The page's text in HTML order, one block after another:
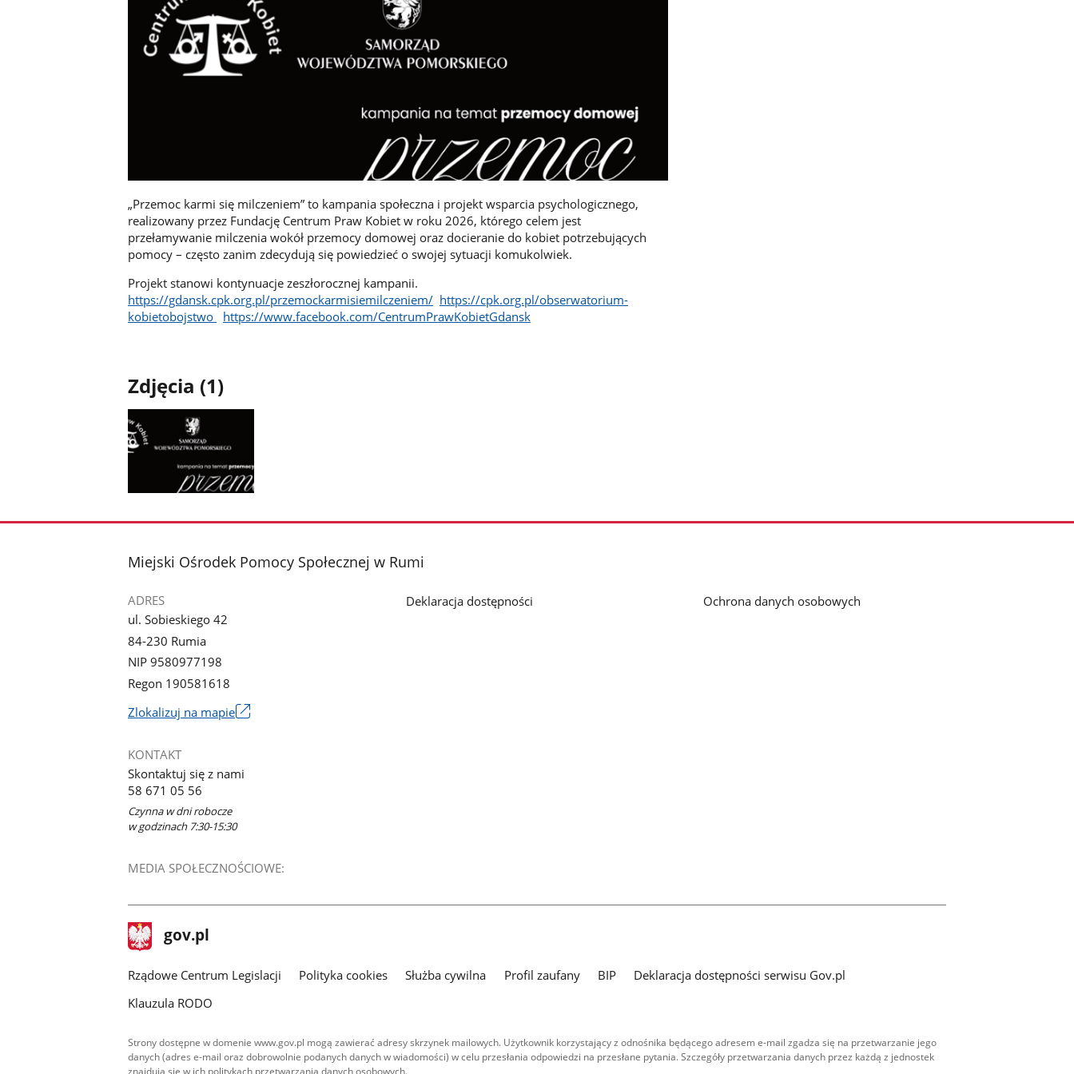
„Przemoc karmi się milczeniem” to kampania społeczna i projekt wsparcia psychologicznego,
realizowany przez Fundację Centrum Praw Kobiet w roku 2026, którego celem jest
przełamywanie milczenia wokół przemocy domowej oraz docieranie do kobiet potrzebujących
pomocy – często zanim zdecydują się powiedzieć o swojej sytuacji komukolwiek.
Projekt stanowi kontynuacje zeszłorocznej kampanii.
https://gdansk.cpk.org.pl/przemockarmisiemilczeniem/ https://cpk.org.pl/obserwatorium-
kobietobojstwo
https://www.facebook.com/CentrumPrawKobietGdansk
Zdjęcia (1)
galerii.
stopka
Miejski Ośrodek Pomocy Społecznej w Rumi
ADRES
ul. Sobieskiego 42
84-230 Rumia
NIP 9580977198
Regon 190581618
Zlokalizuj na mapieLink
nowym
KONTAKT
Skontaktuj się z nami
58 671 05 56
Czynna w dni robocze
w godzinach 7:30-15:30
MEDIA SPOŁECZNOŚCIOWE:
Deklaracja dostępności Ochrona danych osobowych
stopka
gov.pl Strona
gov.pl
Rządowe Centrum Legislacji Polityka cookies Służba cywilna Profil zaufany BIP
Deklaracja dostępności serwisu Gov.pl
Klauzula RODO
Strony dostępne w domenie www.gov.pl mogą zawierać adresy skrzynek mailowych. Użytkownik korzystający z odnośnika będącego adresem e-mail zgadza się na przetwarzanie jego
danych (adres e-mail oraz dobrowolnie podanych danych w wiadomości) w celu przesłania odpowiedzi na przesłane pytania. Szczegóły przetwarzania danych przez każdą z jednostek
znajdują się w ich politykach przetwarzania danych osobowych.